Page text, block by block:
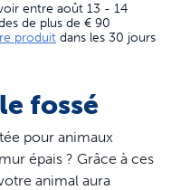
entre août 13 - 14
de plus de € 90
produit dans les 30 jours
fossé
pour animaux
épais ? Grâce à ces
animal aura